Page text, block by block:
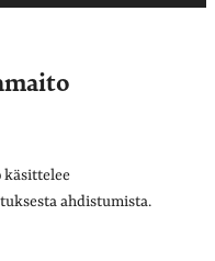
käsittelee
ahdistumista.